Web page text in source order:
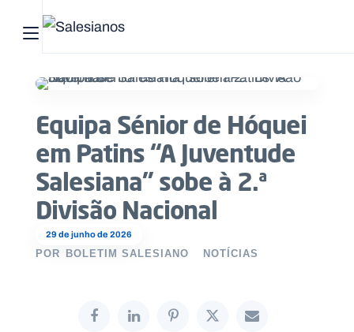
Abrir menu principal
29 de junho de 2026
Equipa Sénior de Hóquei
em Patins “A Juventude
Salesiana” sobe à 2.ª
Divisão Nacional
POR BOLETIM SALESIANO NOTÍCIAS
Pesquisar no site
Início
Quem
somos
O
que
Recursos